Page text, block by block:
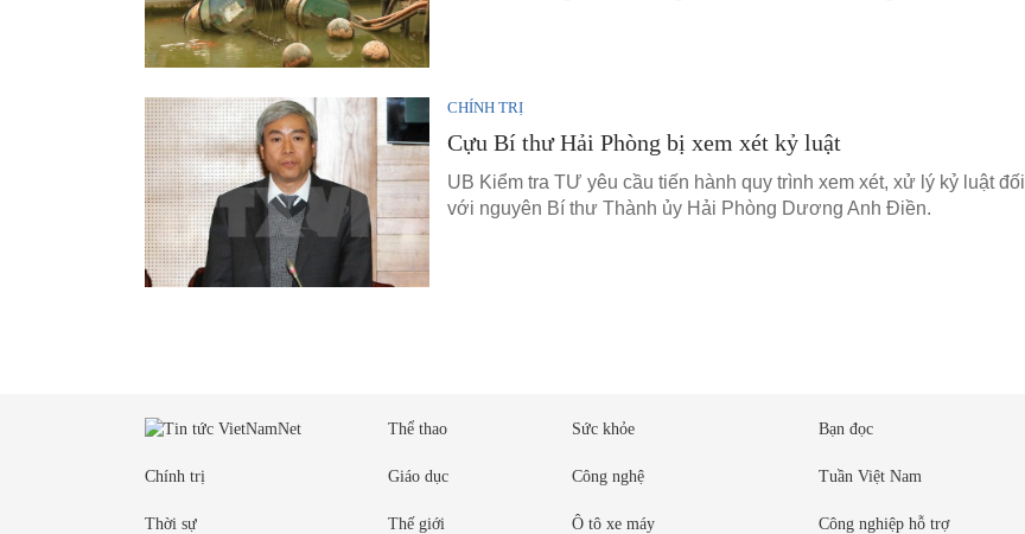
CHÍNH TRỊ
Cựu Bí thư Hải Phòng bị xem xét kỷ luật
UB Kiểm tra TƯ yêu cầu tiến hành quy trình xem xét, xử lý kỷ luật đối
với nguyên Bí thư Thành ủy Hải Phòng Dương Anh Điền.
Chính trị
Thời sự
Thể thao
Giáo dục
Thế giới
Sức khỏe
Công nghệ
Ô tô xe máy
Bạn đọc
Tuần Việt Nam
Công nghiệp hỗ trợ